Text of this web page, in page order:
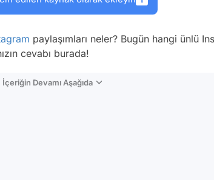
paylaşımları neler? Bugün hangi ünlü
cevabı burada!
İçeriğin Devamı Aşağıda